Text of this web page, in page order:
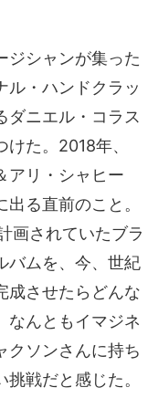
ジシャンが集った
ル・ハンドクラッ
ダニエル・コラス
た。2018年、
アリ・​シャヒー
る直前のこと。
画されていたブラ
バムを、今、世紀
成させたらどんな
んともイマジネ
クソンさんに持ち
戦だと感じた。